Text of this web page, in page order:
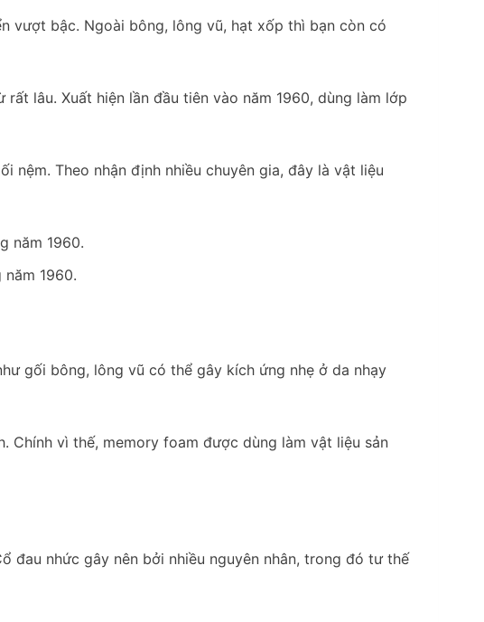
vượt bậc. Ngoài bông, lông vũ, hạt xốp thì bạn còn có
lâu. Xuất hiện lần đầu tiên vào năm 1960, dùng làm lớp
Theo nhận định nhiều chuyên gia, đây là vật liệu
1960.
gối bông, lông vũ có thể gây kích ứng nhẹ ở da nhạy
Chính vì thế, memory foam được dùng làm vật liệu sản
đau nhức gây nên bởi nhiều nguyên nhân, trong đó tư thế